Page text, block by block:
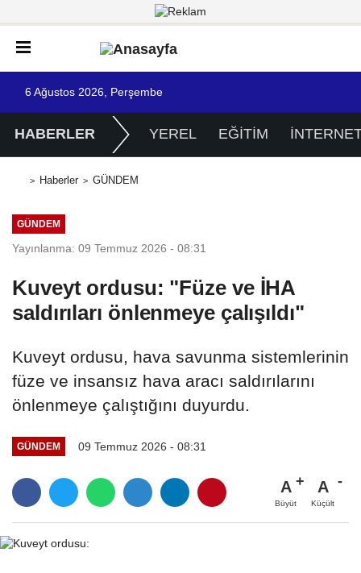
6 Ağustos 2026, Perşembe
HABERLER YEREL EĞİTİM
Haberler GÜNDEM
GÜNDEM
Yayınlanma: 09 Temmuz 2026 - 08:31
Kuveyt ordusu: "Füze ve İHA
saldırıları önlenmeye çalışıldı"
Kuveyt ordusu, hava savunma sistemlerinin
füze ve insansız hava aracı saldırılarını
önlenmeye çalıştığını duyurdu.
GÜNDEM 09 Temmuz 2026 - 08:31
A
Büyüt
A
Küçült